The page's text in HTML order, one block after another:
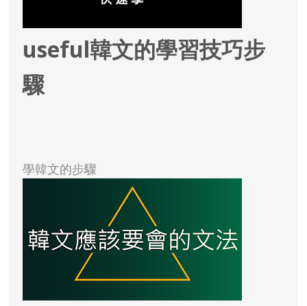
useful韓文的學習技巧步
驟
學韓文的步驟